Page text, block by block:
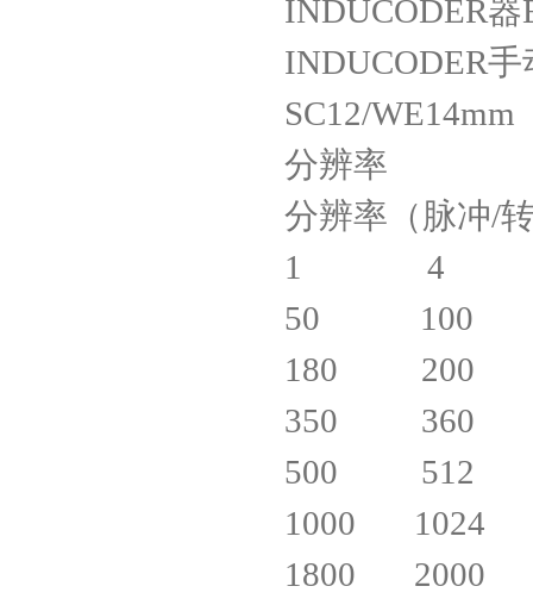
INDUCODER器
INDUCODER
SC12/WE14mm
分辨率
分辨率（脉冲/
1 4
50 100
180 200
350 360
500 512
1000 1024
1800 2000